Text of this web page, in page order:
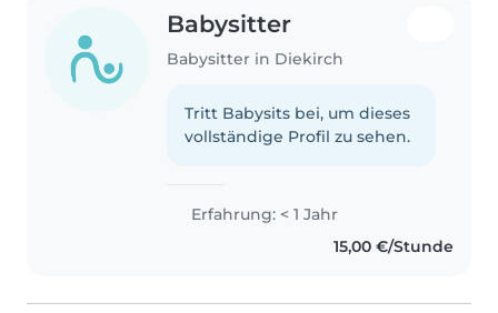
Babysitter
Babysitter in Diekirch
Tritt Babysits bei, um dieses
vollständige Profil zu sehen.
Erfahrung: < 1 Jahr
15,00 €/Stunde